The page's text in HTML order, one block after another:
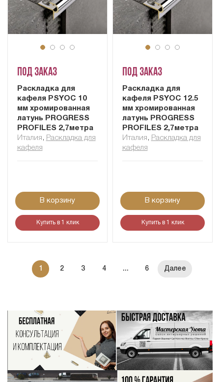
Под заказ
Раскладка для
кафеля PSYOC 10
мм хромированная
латунь PROGRESS
PROFILES 2,7метра
Италия , Раскладка для
кафеля
В корзину
Купить в 1 клик
Под заказ
Раскладка для
кафеля PSYOC 12.5
мм хромированная
латунь PROGRESS
PROFILES 2,7метра
Италия , Раскладка для
кафеля
В корзину
Купить в 1 клик
1 2 3 4 ... 6